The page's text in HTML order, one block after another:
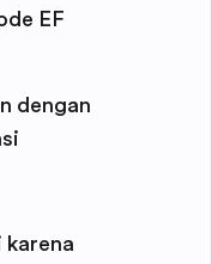
EF
dengan
karena